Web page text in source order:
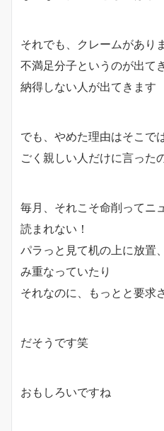
それでも、クレームがあり
不満足分子というのが出て
納得しない人が出てきます
でも、やめた理由はそこで
ごく親しい人だけに言った
毎月、それこそ命削ってニ
読まれない！
パラっと見て机の上に放置
み重なっていたり
それなのに、もっとと要求
だそうです笑
おもしろいですね